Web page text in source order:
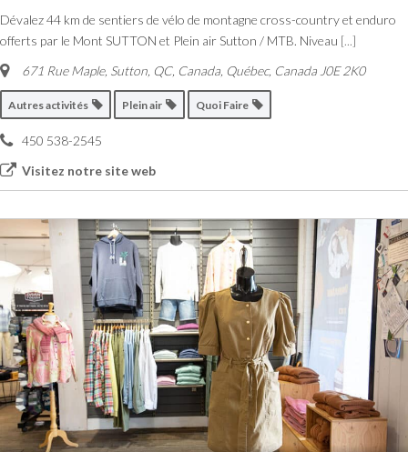
Dévalez 44 km de sentiers de vélo de montagne cross-country et enduro
offerts par le Mont SUTTON et Plein air Sutton / MTB. Niveau [...]
671 Rue Maple, Sutton, QC, Canada Québec, Canada J0E 2K0
Autres activités Plein air Quoi Faire
450 538-2545
Visitez notre site web